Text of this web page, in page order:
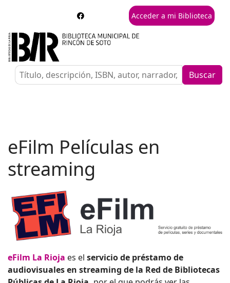
Acceder a mi Biblioteca
Buscar
eFilm Películas en
streaming
eFilm La Rioja es el servicio de préstamo de
audiovisuales en streaming de la Red de Bibliotecas